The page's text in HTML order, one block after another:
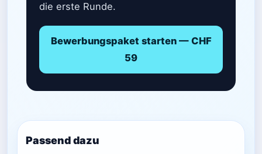
die erste Runde.
Bewerbungspaket starten — CHF
59
Passend dazu